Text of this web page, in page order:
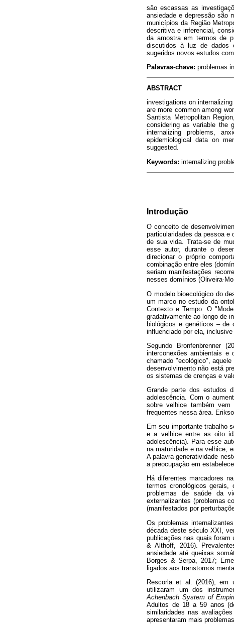
são escassas as
ansiedade e depressão são
municípios da Região
descritiva e inferencial,
da amostra em termos de
discutidos à luz de dados
sugeridos novos estudos
Palavras-chave: problemas
ABSTRACT
investigations on
are more common among
Santista Metropolitan
considering as variable the
internalizing problems,
epidemiological data on
suggested.
Keywords: internalizing
Introdução
O conceito de
particularidades da pessoa e
de sua vida. Trata-se de
esse autor, durante o
direcionar o próprio
combinação entre eles
seriam manifestações
nesses domínios (Oliveira-
O modelo bioecológico do
um marco no estudo da
Contexto e Tempo. O
gradativamente ao longo de
biológicos e genéticos – de
influenciado por ela,
Segundo Bronfenbrenner
interconexões ambientais
chamado "ecológico",
desenvolvimento não está
os sistemas de crenças e
Grande parte dos estudos
adolescência. Com o
sobre velhice também
frequentes nessa área.
Em seu importante trabalho
e a velhice entre as oito
adolescência). Para esse
na maturidade e na velhice,
A palavra generatividade
a preocupação em
Há diferentes marcadores
termos cronológicos
problemas de saúde da
externalizantes (problemas
(manifestados por
Os problemas
década deste século XXI,
publicações nas quais foram
& Althoff, 2016).
ansiedade até queixas
Borges & Serpa, 2017;
ligados aos transtornos
Rescorla et al. (2016), em
utilizaram um dos
Achenbach System of
Adultos de 18 a 59 anos
similaridades nas
apresentaram mais